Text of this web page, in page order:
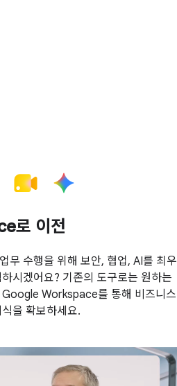
로 이전
무 수행을 위해 보안, 협업, AI를 최우
시겠어요? 기존의 도구로는 원하는
Google Workspace를 통해 비즈니스
을 확보하세요.